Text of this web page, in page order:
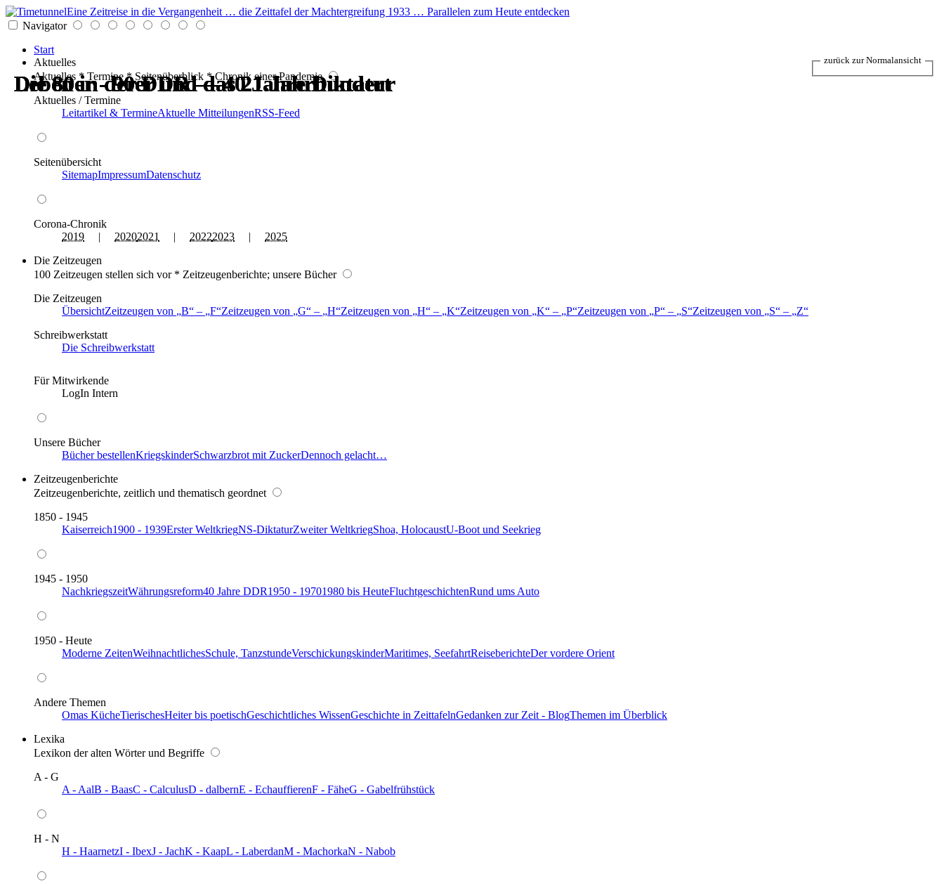
Eine Zeitreise in die Vergangenheit … die Zeittafel der Machtergreifung 1933 … Parallelen zum Heute entdecken
Navigator
Start
Aktuelles
Aktuelles * Termine * Seitenüberblick * Chronik einer Pandemie
Aktuelles / Termine
Leitartikel & TermineAktuelle MitteilungenRSS-Feed
Seitenübersicht
SitemapImpressumDatenschutz
Corona-Chronik
2019 | 20202021 | 20222023 | 2025
Die Zeitzeugen
100 Zeitzeugen stellen sich vor * Zeitzeugenberichte; unsere Bücher
Die Zeitzeugen
ÜbersichtZeitzeugen von B – F Zeitzeugen von G – H Zeitzeugen von H – K Zeitzeugen von K – P Zeitzeugen von P – S Zeitzeugen von S –
Z
Schreibwerkstatt
Die Schreibwerkstatt
Für Mitwirkende
LogIn Intern
Unsere Bücher
Bücher bestellenKriegskinderSchwarzbrot mit ZuckerDennoch gelacht…
Zeitzeugenberichte
Zeitzeugenberichte, zeitlich und thematisch geordnet
1850 - 1945
Kaiserreich1900 - 1939Erster WeltkriegNS-DiktaturZweiter WeltkriegShoa, HolocaustU-Boot und Seekrieg
1945 - 1950
NachkriegszeitWährungsreform40 Jahre DDR1950 - 19701980 bis HeuteFluchtgeschichtenRund ums Auto
1950 - Heute
Moderne ZeitenWeihnachtlichesSchule, TanzstundeVerschickungskinderMaritimes, SeefahrtReiseberichteDer vordere Orient
Andere Themen
Omas KücheTierischesHeiter bis poetischGeschichtliches WissenGeschichte in ZeittafelnGedanken zur Zeit - BlogThemen im Überblick
Lexika
Lexikon der alten Wörter und Begriffe
A - G
A - AalB - BaasC - CalculusD - dalbernE - EchauffierenF - FäheG - Gabelfrühstück
H - N
H - HaarnetzI - IbexJ - JachK - KaapL - LaberdanM - MachorkaN - Nabob
Die 80er - 90er und das 21.Jahrhundert
Leben in der DDR — 40 Jahre Diktatur
Die 80er - 90er und das 21.Jahrhundert
Die 80er - 90er und das 21.Jahrhundert
Leben in der DDR — 40 Jahre Diktatur
Die 80er - 90er und das 21.Jahrhundert
zurück zur Normalansicht